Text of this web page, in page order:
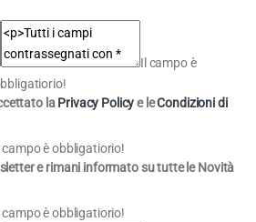
Il campo è
laPrivacy Policye leCondizioni di
è obbligatiorio!
e rimani informato su tutte leNovità
è obbligatiorio!